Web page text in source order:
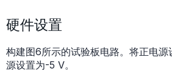
硬件设置
构建图6所示的试验板电路。将正电
源设置为-5 V。